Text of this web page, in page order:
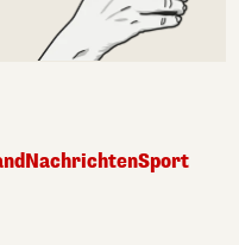
NachrichtenSport